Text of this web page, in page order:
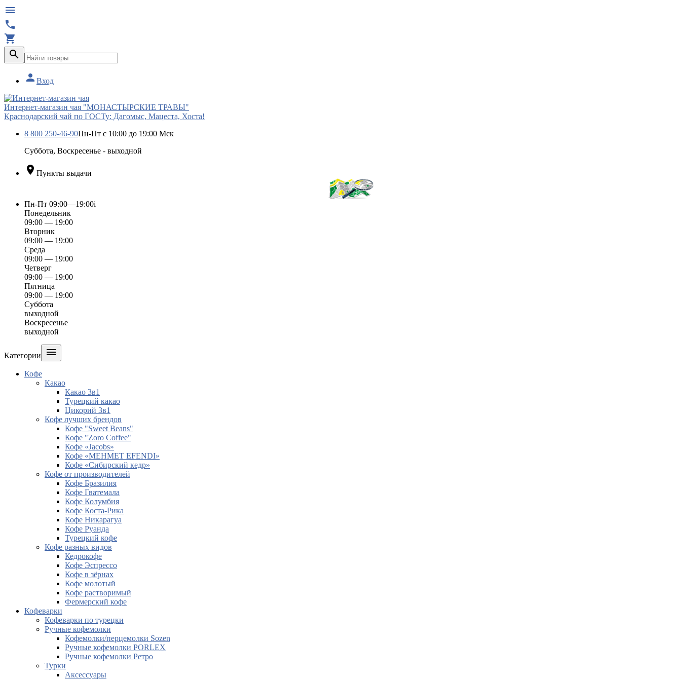




 Вход
Интернет-магазин чая "МОНАСТЫРСКИЕ ТРАВЫ"
Краснодарский чай по ГОСТу: Дагомыс, Мацеста, Хоста!
8 800 250-46-90Пн-Пт с 10:00 до 19:00 Мск
Суббота, Воскресенье - выходной
 Пункты выдачи
Пн-Пт 09:00—19:00i
Понедельник
09:00 — 19:00
Вторник
09:00 — 19:00
Среда
09:00 — 19:00
Четверг
09:00 — 19:00
Пятница
09:00 — 19:00
Суббота
выходной
Воскресенье
выходной
Категории 
Кофе
Какао
Какао 3в1
Турецкий какао
Цикорий 3в1
Кофе лучших брендов
Кофе "Sweet Beans"
Кофе "Zoro Coffee"
Кофе «Jacobs»
Кофе «MEHMET EFENDI»
Кофе «Сибирский кедр»
Кофе от производителей
Кофе Бразилия
Кофе Гватемала
Кофе Колумбия
Кофе Коста-Рика
Кофе Никарагуа
Кофе Руанда
Турецкий кофе
Кофе разных видов
Кедрокофе
Кофе Эспрессо
Кофе в зёрнах
Кофе молотый
Кофе растворимый
Фермерский кофе
Кофеварки
Кофеварки по турецки
Ручные кофемолки
Кофемолки/перцемолки Sozen
Ручные кофемолки PORLEX
Ручные кофемолки Ретро
Турки
Аксессуары